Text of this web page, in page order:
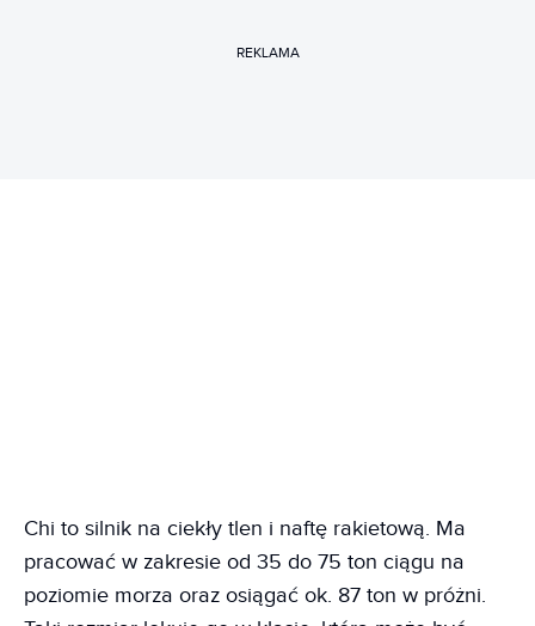
REKLAMA
Chi to silnik na ciekły tlen i naftę rakietową. Ma
pracować w zakresie od 35 do 75 ton ciągu na
poziomie morza oraz osiągać ok. 87 ton w próżni.